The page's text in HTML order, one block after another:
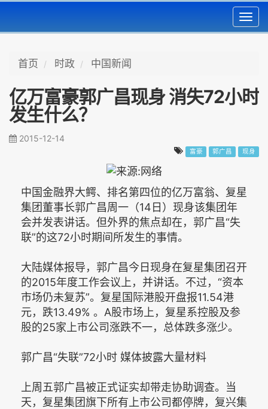
首页 时政 中国新闻
亿万富豪郭广昌现身 消失72小时
发生什么？
2015-12-14
富豪 郭广昌 现身
中国金融界大鳄、排名第四位的亿万富翁、复星
集团董事长郭广昌周一（14日）现身该集团年
会并发表讲话。但外界的焦点却在，郭广昌“失
联”的这72小时期间所发生的事情。
大陆媒体报导，郭广昌今日现身在复星集团召开
的2015年度工作会议上，并讲话。不过，“资本
市场仍未复苏”。复星国际港股开盘报11.54港
元，跌13.49% 。A股市场上，复星系控股及参
股的25家上市公司涨跌不一，总体跌多涨少。
郭广昌“失联”72小时 媒体披露大量材料
上周五郭广昌被正式证实却带走协助调查。当
天，复星集团旗下所有上市公司都停牌，复兴集